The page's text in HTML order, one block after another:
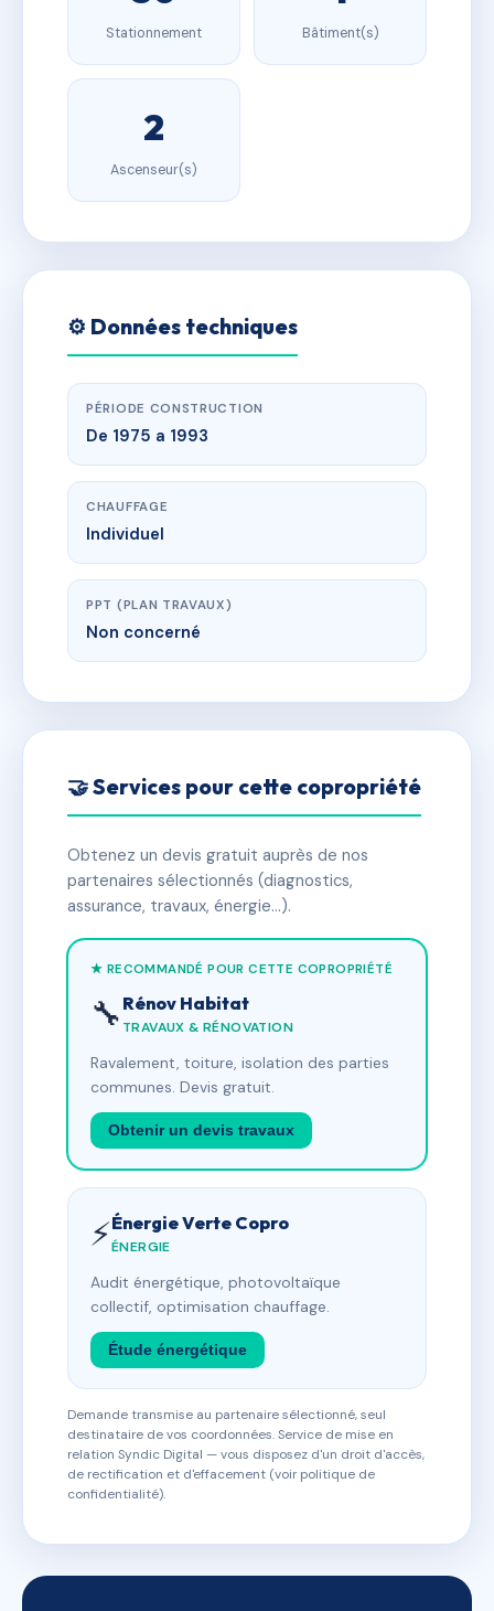
Stationnement Bâtiment(s)
2
Ascenseur(s)
⚙️ Données techniques
PÉRIODE CONSTRUCTION
De 1975 a 1993
CHAUFFAGE
Individuel
PPT (PLAN TRAVAUX)
Non concerné
🤝 Services pour cette copropriété
Obtenez un devis gratuit auprès de nos
partenaires sélectionnés (diagnostics,
assurance, travaux, énergie…).
★ RECOMMANDÉ POUR CETTE COPROPRIÉTÉ
🔧 Rénov Habitat
TRAVAUX & RÉNOVATION
Ravalement, toiture, isolation des parties
communes. Devis gratuit.
Obtenir un devis travaux
⚡Énergie Verte Copro
ÉNERGIE
Audit énergétique, photovoltaïque
collectif, optimisation chauffage.
Étude énergétique
Demande transmise au partenaire sélectionné, seul
destinataire de vos coordonnées. Service de mise en
relation Syndic Digital — vous disposez d'un droit d'accès,
de rectification et d'effacement (voir politique de
confidentialité).